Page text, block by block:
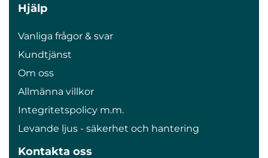
Hjälp
Vanliga frågor & svar
Kundtjänst
Om oss
Allmänna villkor
Integritetspolicy m.m.
Levande ljus - säkerhet och hantering
Kontakta oss